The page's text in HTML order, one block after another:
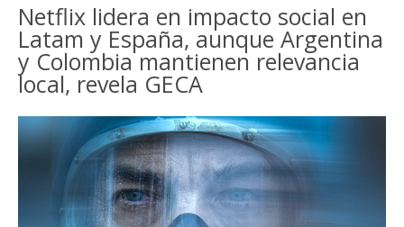
Netflix lidera en impacto social en
Latam y España, aunque Argentina
y Colombia mantienen relevancia
local, revela GECA